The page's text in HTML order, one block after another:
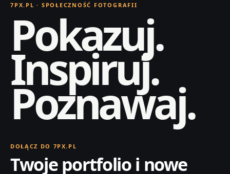
7PX.PL · SPOŁECZNOŚĆ FOTOGRAFII
Pokazuj.
Inspiruj.
Poznawaj.
DOŁĄCZ DO 7PX.PL
Twoje portfolio i nowe